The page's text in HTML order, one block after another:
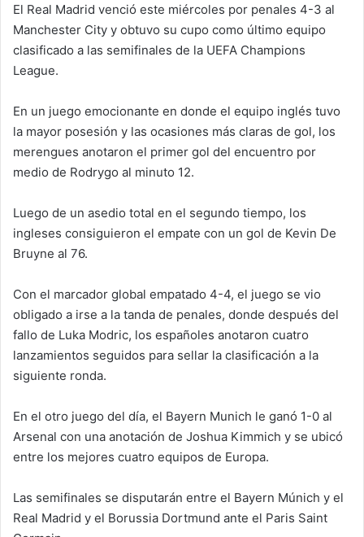
El Real Madrid venció este miércoles por penales 4-3 al
Manchester City y obtuvo su cupo como último equipo
clasificado a las semifinales de la UEFA Champions
League.
En un juego emocionante en donde el equipo inglés tuvo
la mayor posesión y las ocasiones más claras de gol, los
merengues anotaron el primer gol del encuentro por
medio de Rodrygo al minuto 12.
Luego de un asedio total en el segundo tiempo, los
ingleses consiguieron el empate con un gol de Kevin De
Bruyne al 76.
Con el marcador global empatado 4-4, el juego se vio
obligado a irse a la tanda de penales, donde después del
fallo de Luka Modric, los españoles anotaron cuatro
lanzamientos seguidos para sellar la clasificación a la
siguiente ronda.
En el otro juego del día, el Bayern Munich le ganó 1-0 al
Arsenal con una anotación de Joshua Kimmich y se ubicó
entre los mejores cuatro equipos de Europa.
Las semifinales se disputarán entre el Bayern Múnich y el
Real Madrid y el Borussia Dortmund ante el Paris Saint